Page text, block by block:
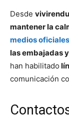
Desde
mantener la
medios
las embajadas
han habilitado
comunicación